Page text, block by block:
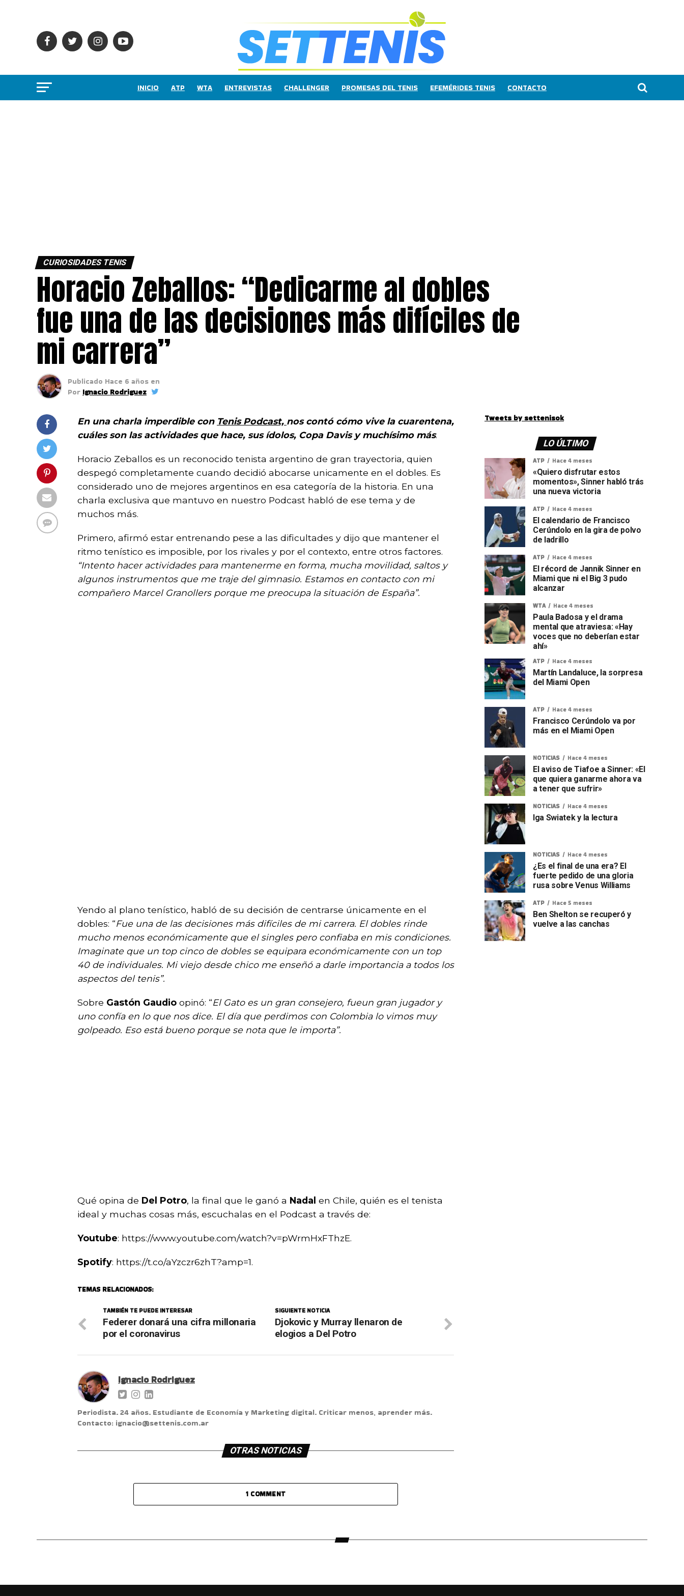
INICIO ATP WTA ENTREVISTAS CHALLENGER PROMESAS DEL TENIS EFEMÉRIDES TENIS CONTACTO
CURIOSIDADES TENIS
Horacio Zeballos: “Dedicarme al dobles
fue una de las decisiones más difíciles de
mi carrera”
Publicado Hace 6 años en
Por Ignacio Rodriguez
En una charla imperdible con Tenis Podcast, nos contó cómo vive la cuarentena,
cuáles son las actividades que hace, sus ídolos, Copa Davis y muchísimo más.
Horacio Zeballos es un reconocido tenista argentino de gran trayectoria, quien
despegó completamente cuando decidió abocarse unicamente en el dobles. Es
considerado uno de mejores argentinos en esa categoría de la historia. En una
charla exclusiva que mantuvo en nuestro Podcast habló de ese tema y de
muchos más.
Primero, afirmó estar entrenando pese a las dificultades y dijo que mantener el
ritmo tenístico es imposible, por los rivales y por el contexto, entre otros factores.
“Intento hacer actividades para mantenerme en forma, mucha movilidad, saltos y
algunos instrumentos que me traje del gimnasio. Estamos en contacto con mi
compañero Marcel Granollers porque me preocupa la situación de España”.
Yendo al plano tenístico, habló de su decisión de centrarse únicamente en el
dobles: “Fue una de las decisiones más difíciles de mi carrera. El dobles rinde
mucho menos económicamente que el singles pero confiaba en mis condiciones.
Imaginate que un top cinco de dobles se equipara económicamente con un top
40 de individuales. Mi viejo desde chico me enseñó a darle importancia a todos los
aspectos del tenis”.
Sobre Gastón Gaudio opinó: “El Gato es un gran consejero, fueun gran jugador y
uno confía en lo que nos dice. El día que perdimos con Colombia lo vimos muy
golpeado. Eso está bueno porque se nota que le importa”.
Qué opina de Del Potro, la final que le ganó a Nadal en Chile, quién es el tenista
ideal y muchas cosas más, escuchalas en el Podcast a través de:
Youtube: https://www.youtube.com/watch?v=pWrmHxFThzE.
Spotify: https://t.co/aYzczr6zhT?amp=1.
TEMAS RELACIONADOS:
SIGUIENTE NOTICIA
Djokovic y Murray llenaron de
elogios a Del Potro
TAMBIÉN TE PUEDE INTERESAR
Federer donará una cifra millonaria
por el coronavirus
Ignacio Rodriguez
Periodista. 24 años. Estudiante de Economía y Marketing digital. Criticar menos, aprender más.
Contacto: ignacio@settenis.com.ar
OTRAS NOTICIAS
1 COMMENT
Tweets by settenisok
LO ÚLTIMO
ATP Hace 4 meses
«Quiero disfrutar estos
momentos», Sinner habló trás
una nueva victoria
ATP Hace 4 meses
El calendario de Francisco
Cerúndolo en la gira de polvo
de ladrillo
ATP Hace 4 meses
El récord de Jannik Sinner en
Miami que ni el Big 3 pudo
alcanzar
WTA Hace 4 meses
Paula Badosa y el drama
mental que atraviesa: «Hay
voces que no deberían estar
ahí»
ATP Hace 4 meses
Martín Landaluce, la sorpresa
del Miami Open
ATP Hace 4 meses
Francisco Cerúndolo va por
más en el Miami Open
NOTICIAS Hace 4 meses
El aviso de Tiafoe a Sinner: «El
que quiera ganarme ahora va
a tener que sufrir»
NOTICIAS Hace 4 meses
Iga Swiatek y la lectura
NOTICIAS Hace 4 meses
¿Es el final de una era? El
fuerte pedido de una gloria
rusa sobre Venus Williams
ATP Hace 5 meses
Ben Shelton se recuperó y
vuelve a las canchas